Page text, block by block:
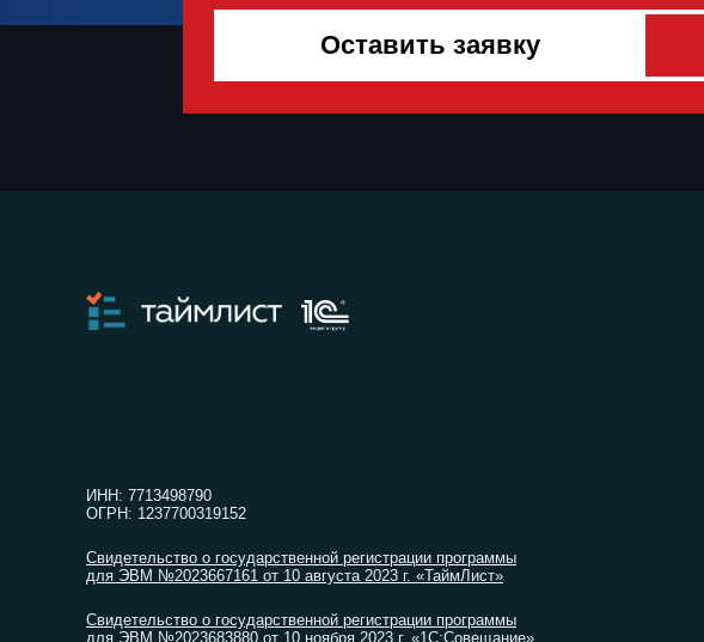
Оставить заявку
Поручите рутину ИИ
ИНН: 7713498790
ОГРН: 1237700319152
Свидетельство о государственной регистрации программы
для ЭВМ №2023667161 от 10 августа 2023 г. «ТаймЛист»
Свидетельство о государственной регистрации программы
для ЭВМ №2023683880 от 10 ноября 2023 г. «1С:Совещание»